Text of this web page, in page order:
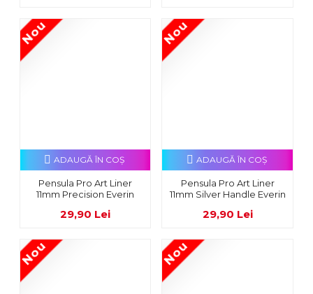
Nou
Pensula Pro Art Liner
11mm Precision Everin
29,90 Lei
ADAUGĂ ÎN COŞ
Nou
Pensula Pro Art Liner
11mm Silver Handle Everin
29,90 Lei
ADAUGĂ ÎN COŞ
Nou Nou